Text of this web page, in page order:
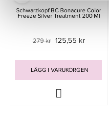
Schwarzkopf BC Bonacure Color
Freeze Silver Treatment 200 Ml
279 kr 125,55 kr
LÄGG I VARUKORGEN